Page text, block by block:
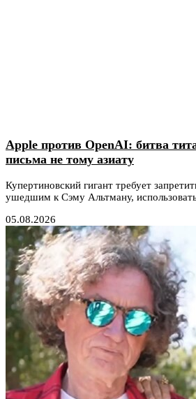
Apple против OpenAI: битва
письма не тому азиату
Купертиновский гигант требует
ушедшим к Сэму Альтману,
05.08.2026